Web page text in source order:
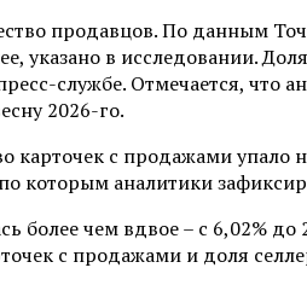
продавцов. По данным
указано в исследовании.
службе. Отмечается, что
2026-го.
карточек с продажами
аналитики
чем вдвое – с 6,02%
с продажами и доля